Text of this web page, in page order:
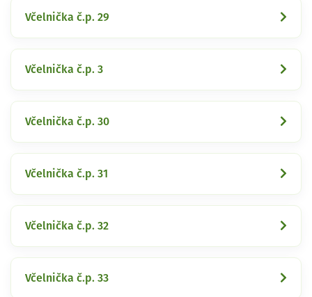
Včelnička č.p. 29
Včelnička č.p. 3
Včelnička č.p. 30
Včelnička č.p. 31
Včelnička č.p. 32
Včelnička č.p. 33